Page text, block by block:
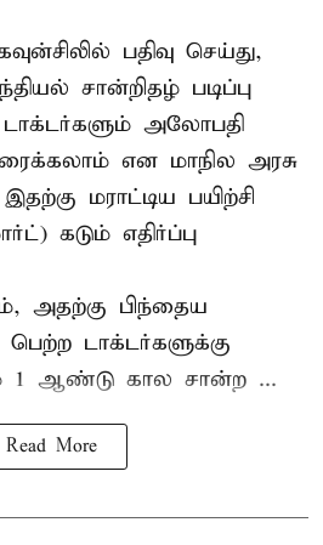
பதிவு செய்து,
சான்றிதழ் படிப்பு
டாக்டர்களும் அலோபதி
என மாநில அரசு
மராட்டிய பயிற்சி
கடும் எதிர்ப்பு
அதற்கு பிந்தைய
பெற்ற டாக்டர்களுக்கு
ஆண்டு கால சான்ற ...
Read More